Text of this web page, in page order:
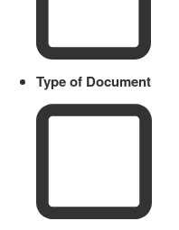
Type of Document